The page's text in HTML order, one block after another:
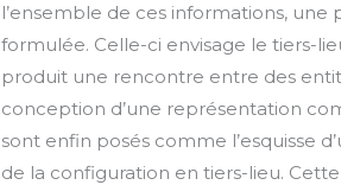
l’ensemble de ces informations,
formulée. Celle-ci envisage le tiers-
produit une rencontre entre des
conception d’une représentation
sont enfin posés comme l’esquisse
de la configuration en tiers-lieu.